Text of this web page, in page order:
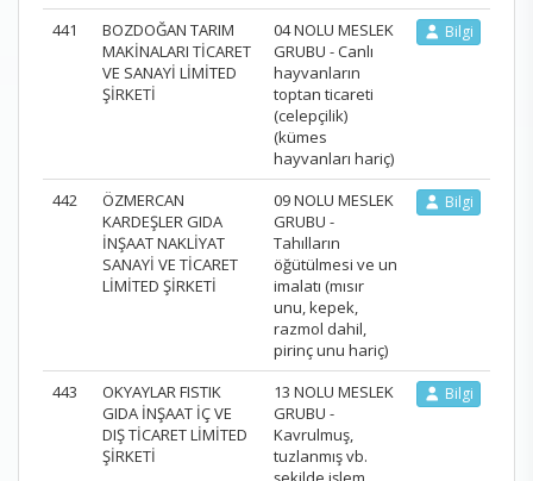
441
BOZDOĞAN TARIM
MAKİNALARI TİCARET
VE SANAYİ LİMİTED
ŞİRKETİ
04 NOLU MESLEK
GRUBU - Canlı
hayvanların
toptan ticareti
(celepçilik)
(kümes
hayvanları hariç)
Bilgi
442
ÖZMERCAN
KARDEŞLER GIDA
İNŞAAT NAKLİYAT
SANAYİ VE TİCARET
LİMİTED ŞİRKETİ
09 NOLU MESLEK
GRUBU -
Tahılların
öğütülmesi ve un
imalatı (mısır
unu, kepek,
razmol dahil,
pirinç unu hariç)
Bilgi
443
OKYAYLAR FISTIK
GIDA İNŞAAT İÇ VE
DIŞ TİCARET LİMİTED
ŞİRKETİ
13 NOLU MESLEK
GRUBU -
Kavrulmuş,
tuzlanmış vb.
Bilgi